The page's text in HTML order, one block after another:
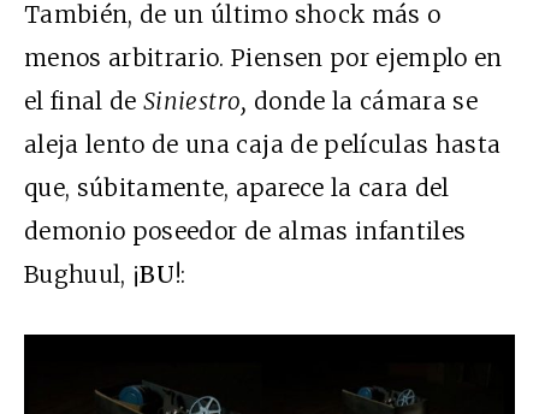
También, de un último shock más o
menos arbitrario. Piensen por ejemplo en
el final deSiniestro, donde la cámara se
aleja lento de una caja de películas hasta
que, súbitamente, aparece la cara del
demonio poseedor de almas infantiles
Bughuul, ¡BU!: